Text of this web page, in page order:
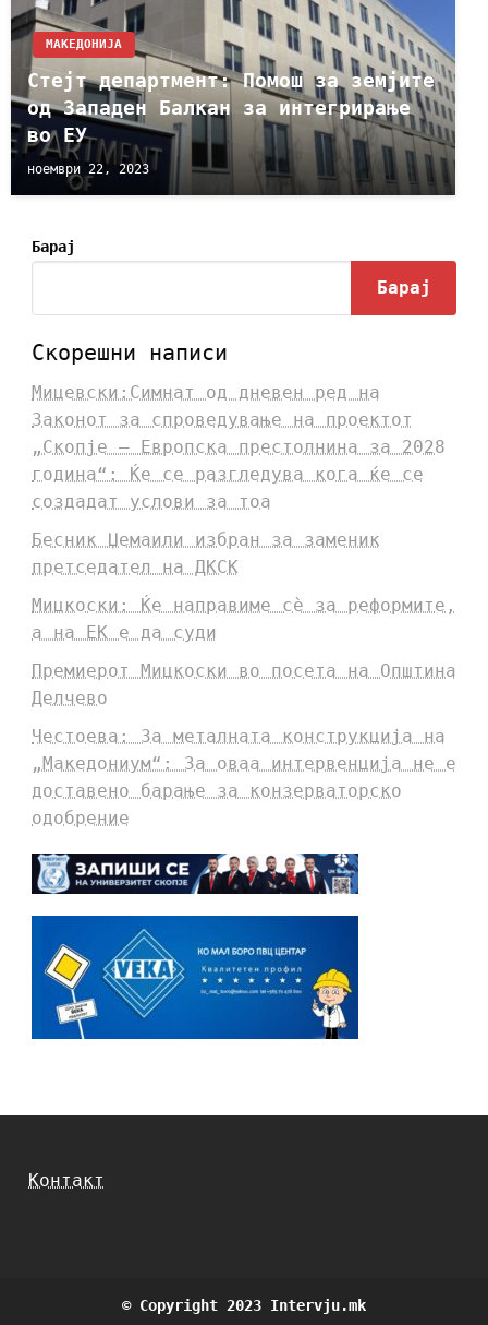
МАКЕДОНИЈА
Стејт департмент: Помош за земјите
од Западен Балкан за интегрирање
во ЕУ
ноември 22, 2023
Барај
Барај
Скорешни написи
Мицевски:Симнат од дневен ред на
Законот за спроведување на проектот
„Скопје – Европска престолнина за 2028
година“: Ќе се разгледува кога ќе се
создадат услови за тоа
Бесник Џемаили избран за заменик
претседател на ДКСК
Мицкоски: Ќе направиме сè за реформите,
а на ЕК е да суди
Премиерот Мицкоски во посета на Општина
Делчево
Честоева: За металната конструкција на
„Македониум“: За оваа интервенција не е
доставено барање за конзерваторско
одобрение
Контакт
© Copyright 2023 Intervju.mk